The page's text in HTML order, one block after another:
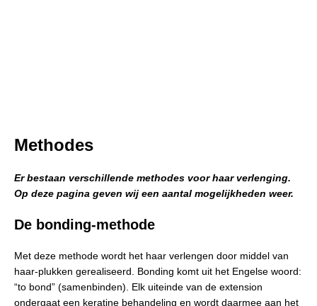
Methodes
Er bestaan verschillende methodes voor haar verlenging.
Op deze pagina geven wij een aantal mogelijkheden weer.
De bonding-methode
Met deze methode wordt het haar verlengen door middel van
haar-plukken gerealiseerd. Bonding komt uit het Engelse woord:
“to bond” (samenbinden). Elk uiteinde van de extension
ondergaat een keratine behandeling en wordt daarmee aan het